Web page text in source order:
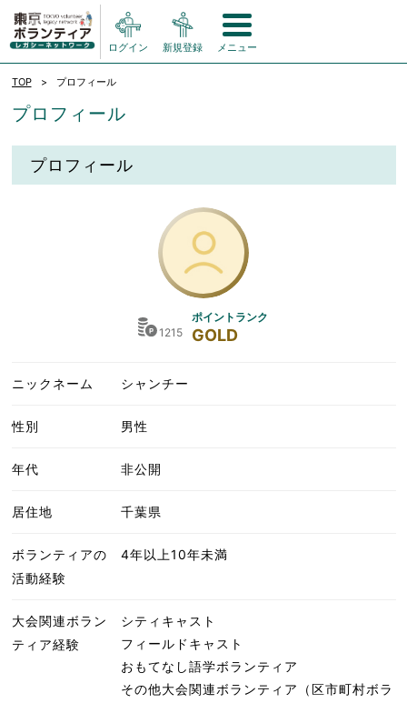
ログイン 新規登録 メニュー
TOP プロフィール
プロフィール
プロフィール
1215
ポイントランク
GOLD
ニックネーム シャンチー
性別 男性
年代 非公開
居住地 千葉県
ボランティアの
活動経験
4年以上10年未満
大会関連ボラン
ティア経験
シティキャスト
フィールドキャスト
おもてなし語学ボランティア
その他大会関連ボランティア（区市町村ボラ